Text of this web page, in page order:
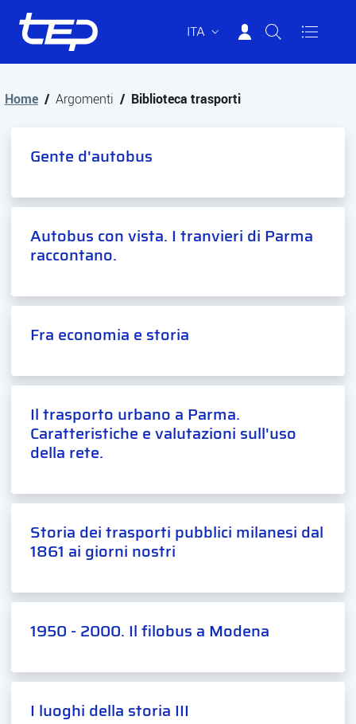
Tep - Trasporti pubblici ParmaITA
Home / Argomenti / Biblioteca trasporti
Gente d'autobus
Autobus con vista. I tranvieri di Parma
raccontano.
Fra economia e storia
Il trasporto urbano a Parma.
Caratteristiche e valutazioni sull'uso
della rete.
Storia dei trasporti pubblici milanesi dal
1861 ai giorni nostri
1950 - 2000. Il filobus a Modena
I luoghi della storia III